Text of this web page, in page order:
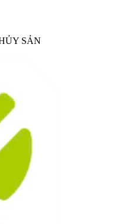
SẢN